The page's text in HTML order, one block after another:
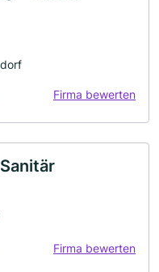
Firma bewerten
Firma bewerten